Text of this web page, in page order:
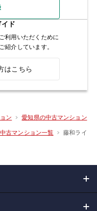
ド
利用いただくために
紹介しています。
はこちら
ン 愛知県の中古マンション
古マンション一覧 藤和ライ